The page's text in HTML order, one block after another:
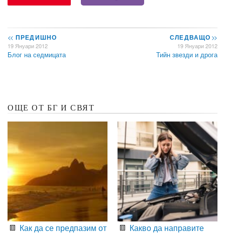
<< ПРЕДИШНО
19 Януари 2012
Блог на седмицата
СЛЕДВАЩО>>
19 Януари 2012
Тийн звезди и дрога
ОЩЕ ОТ БГ И СВЯТ
Как да се предпазим от
Какво да направите